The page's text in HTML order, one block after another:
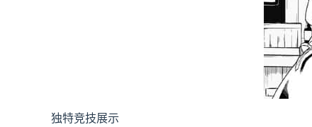
独特竞技展示